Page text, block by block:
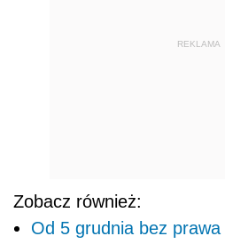
REKLAMA
Zobacz również:
Od 5 grudnia bez